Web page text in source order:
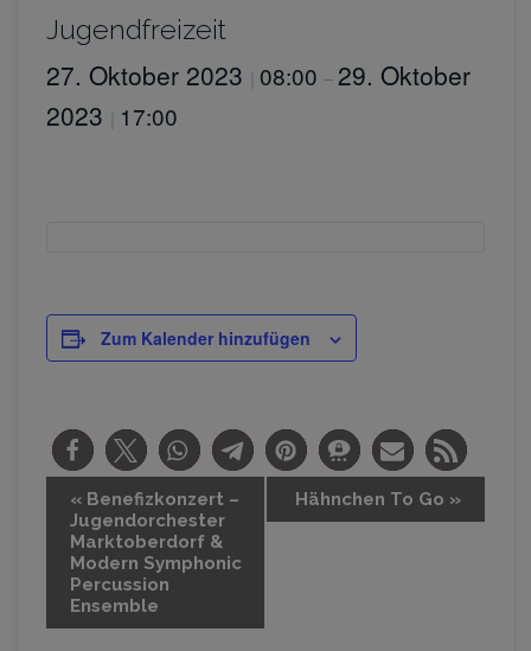
Jugendfreizeit
27. Oktober 2023 08:00 –29. Oktober
2023
17:00
Zum Kalender hinzufügen
n
«Benefizkonzert –
Jugendorchester
Marktoberdorf &
Modern Symphonic
Percussion
Ensemble
Hähnchen To Go »